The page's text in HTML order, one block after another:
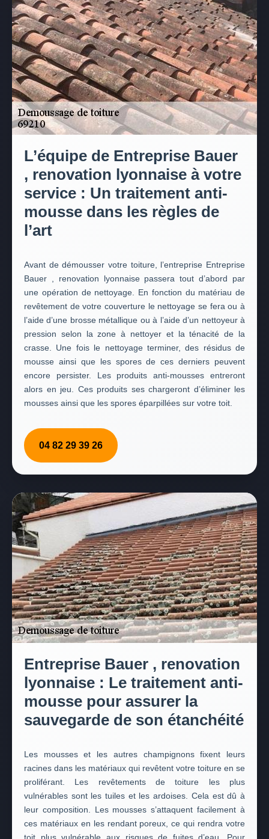
L’équipe de Entreprise Bauer
, renovation lyonnaise à votre
service : Un traitement anti-
mousse dans les règles de
l’art
Avant de démousser votre toiture, l’entreprise Entreprise
Bauer , renovation lyonnaise passera tout d’abord par
une opération de nettoyage. En fonction du matériau de
revêtement de votre couverture le nettoyage se fera ou à
l’aide d’une brosse métallique ou à l’aide d’un nettoyeur à
pression selon la zone à nettoyer et la ténacité de la
crasse. Une fois le nettoyage terminer, des résidus de
mousse ainsi que les spores de ces derniers peuvent
encore persister. Les produits anti-mousses entreront
alors en jeu. Ces produits ses chargeront d’éliminer les
mousses ainsi que les spores éparpillées sur votre toit.
04 82 29 39 26
Entreprise Bauer , renovation
lyonnaise : Le traitement anti-
mousse pour assurer la
sauvegarde de son étanchéité
Les mousses et les autres champignons fixent leurs
racines dans les matériaux qui revêtent votre toiture en se
proliférant. Les revêtements de toiture les plus
vulnérables sont les tuiles et les ardoises. Cela est dû à
leur composition. Les mousses s’attaquent facilement à
ces matériaux en les rendant poreux, ce qui rendra votre